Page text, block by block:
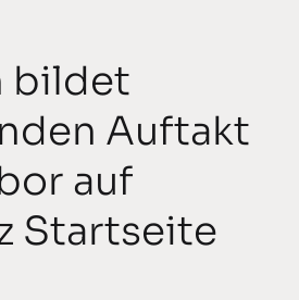
Büro
Team
Partner
Stellenangebote
bildet
Auftakt
auf
Startseite